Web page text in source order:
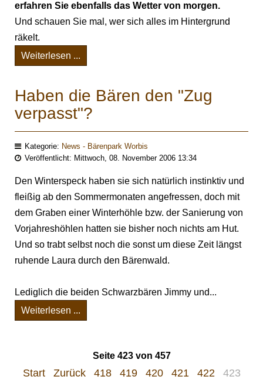
erfahren Sie ebenfalls das Wetter von morgen.
Und schauen Sie mal, wer sich alles im Hintergrund
räkelt.
Weiterlesen ...
Haben die Bären den "Zug
verpasst"?
Kategorie: News - Bärenpark Worbis
Veröffentlicht: Mittwoch, 08. November 2006 13:34
Den Winterspeck haben sie sich natürlich instinktiv und
fleißig ab den Sommermonaten angefressen, doch mit
dem Graben einer Winterhöhle bzw. der Sanierung von
Vorjahreshöhlen hatten sie bisher noch nichts am Hut.
Und so trabt selbst noch die sonst um diese Zeit längst
ruhende Laura durch den Bärenwald.
Lediglich die beiden Schwarzbären Jimmy und...
Weiterlesen ...
Seite 423 von 457
Start Zurück 418 419 420 421 422 423